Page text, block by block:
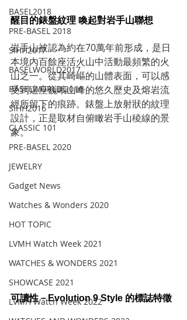
BASEL2018
PRE-BASEL 2018
SIHH2017
BASELWORLD2017
BASELWORLD 2016
SIHH2016
CLASSIC 101
PRE-BASEL 2020
JEWELRY
Gadget News
Watches & Wonders 2020
HOT TOPIC
LVMH Watch Week 2021
WATCHES & WONDERS 2021
SHOWCASE 2021
LVMH Watch Week 2022
醒目的錶盤紋理 喚起對岩手山聯想
岩手山被認為約在70萬年前形成，是日
本境內百餘座活火山中活動最頻繁的火
山之一。從其崎嶇的山體表面，可以感
受到這座巍峨山峰的悠久歷史及熔岩流
經所留下的痕跡。錶盤上放射狀的紋理
設計，正是取材自俯瞰岩手山稜線的景
象。
可讀性－Evolution 9 Style 的標誌特徵